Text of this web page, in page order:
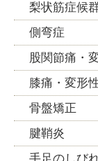
梨状筋症候
側弯症
股関節痛・
膝痛・変形
骨盤矯正
腱鞘炎